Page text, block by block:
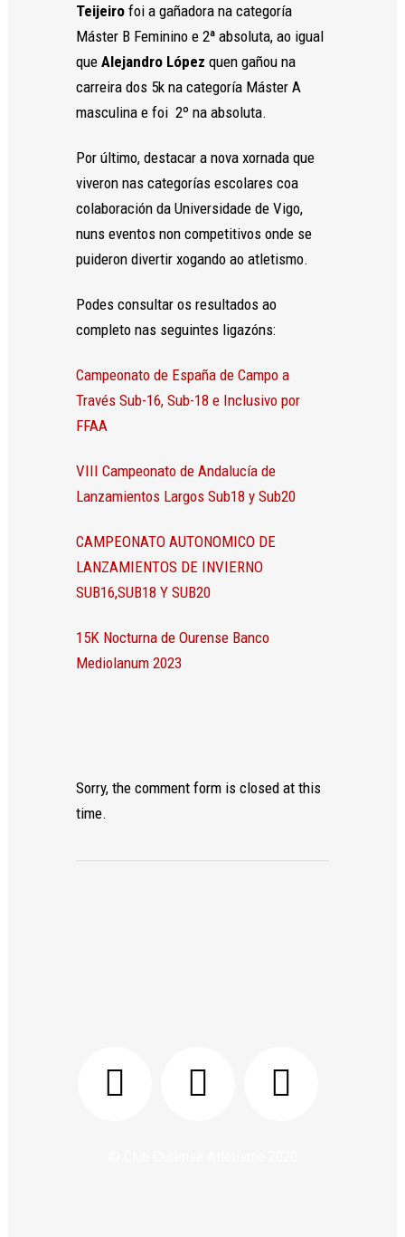
Teijeiro foi a gañadora na categoría
Máster B Feminino e 2ª absoluta, ao igual
que Alejandro López quen gañou na
carreira dos 5k na categoría Máster A
masculina e foi 2º na absoluta.
Por último, destacar a nova xornada que
viveron nas categorías escolares coa
colaboración da Universidade de Vigo,
nuns eventos non competitivos onde se
puideron divertir xogando ao atletismo.
Podes consultar os resultados ao
completo nas seguintes ligazóns:
Campeonato de España de Campo a
Través Sub-16, Sub-18 e Inclusivo por
FFAA
VIII Campeonato de Andalucía de
Lanzamientos Largos Sub18 y Sub20
CAMPEONATO AUTONOMICO DE
LANZAMIENTOS DE INVIERNO
SUB16,SUB18 Y SUB20
15K Nocturna de Ourense Banco
Mediolanum 2023
Sorry, the comment form is closed at this
time.